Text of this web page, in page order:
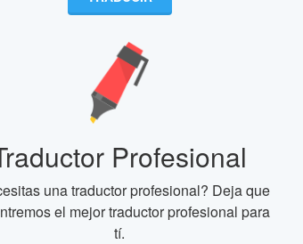
Profesional
una traductor profesional? Deja que
el mejor traductor profesional para
tí.